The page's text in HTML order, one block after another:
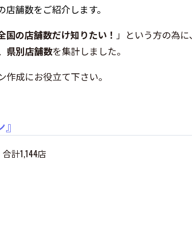
店舗数をご紹介します。
国の店舗数だけ知りたい！ 」という方の為に、
県別店舗数を集計しました。
作成にお役立て下さい。
計1,144店